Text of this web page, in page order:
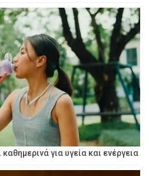
για υγεία και ενέργεια